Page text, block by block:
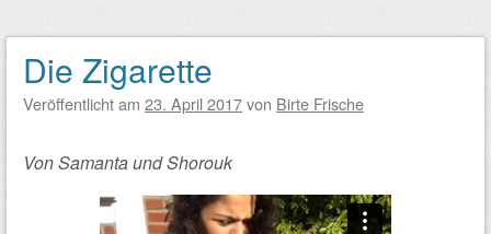
Die Zigarette
Veröffentlicht am 23. April 2017von Birte Frische
Von Samanta und Shorouk